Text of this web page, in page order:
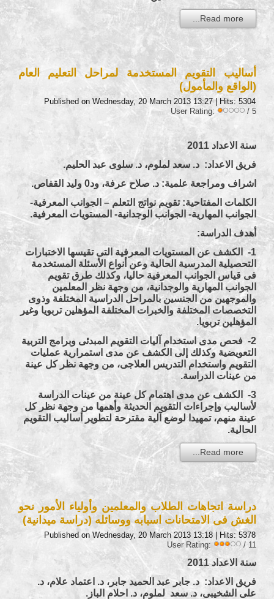
Read more...
أساليب التقويم المستخدمة لمراحل التعليم العام
(الواقع والمأمول)
Published on Wednesday, 20 March 2013 13:27| Hits: 5304
User Rating:
/ 5
سنة الاعداد 2011
فريق الاعداد: د. سعد لملوم، د. سلوى عبد الحليم.
اشراف ومراجعة علمية: د. صلاح عرفة، ود0 وليد القفاص.
الكلمات المفتاحية: تقويم نواتج التعلم – الجوانب المعرفية-
الجوانب المهارية- الجوانب الوجدانية- المستويات المعرفية.
أهدف الدراسة:
1- الكشف عن المستويات المعرفية التى تقيسها الاختبارات
التحصيلية المدرسية الحالية وعن أنواع الأسئلة المستخدمة
فى قياس الجوانب المعرفية حاليا، وكذلك طرق تقويم
الجوانب المهارية والوجدانية، من وجهة نظر المعلمين
والموجهين من الجنسين بالمراحل الدراسية المختلفة وذوى
التخصصات المختلفة والخبرات المختلفة المؤهلين تربويا وغير
المؤهلين تربويا.
2- فحص مدى استخدام آليات التقويم المبدئى وبرامج التربية
التعويضية وكذلك إلى الكشف عن مدى استمرارية عمليات
التقويم واستخدام التدريس العلاجى، من وجهة نظر كل عينة
من عينات الدراسة.
3- الكشف عن مدى اهتمام كل عينة من عينات الدراسة
لأساليب وإجراءات التقويم الحديثة وأهمها من وجهة نظر كل
عينة منهم، تمهيدا لوضع آلية مقترحة لتطوير أساليب التقويم
الحالية.
Read more...
دراسة اتجاهات الطلاب والمعلمين وأولياء الأمور نحو
الغش فى الامتحانات اسبابه ووسائله (دراسة ميدانية)
Published on Wednesday, 20 March 2013 13:18| Hits: 5378
User Rating:
/ 11
سنة الاعداد 2011
فريق الاعداد: د. جابر عبد الحميد جابر، د. اعتماد علام، د.
على الشخيبى، د. سعد لملوم، د. احلام الباز.